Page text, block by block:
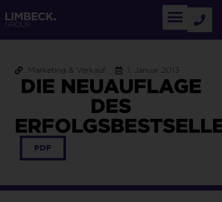
Marketing & Verkauf 1. Januar 2013
DIE NEUAUFLAGE
DES
PDF